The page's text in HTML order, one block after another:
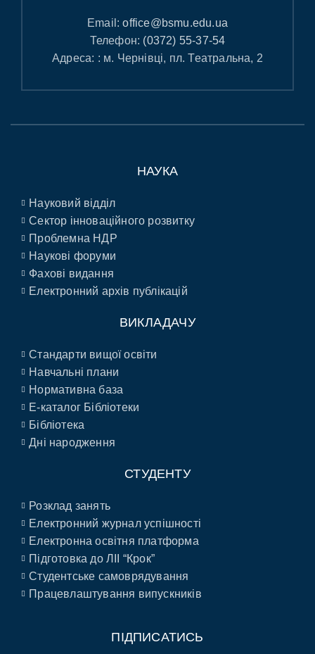
Email:office@bsmu.edu.ua
Телефон: (0372) 55-37-54
Адреса: : м. Чернівці, пл. Театральна, 2
НАУКА
Науковий відділ
Сектор інноваційного розвитку
Проблемна НДР
Наукові форуми
Фахові видання
Електронний архів публікацій
ВИКЛАДАЧУ
Стандарти вищої освіти
Навчальні плани
Нормативна база
E-каталог Бібліотеки
Бібліотека
Дні народження
СТУДЕНТУ
Розклад занять
Електронний журнал успішності
Електронна освітня платформа
Підготовка до ЛІІ “Крок”
Студентське самоврядування
Працевлаштування випускників
ПІДПИСАТИСЬ